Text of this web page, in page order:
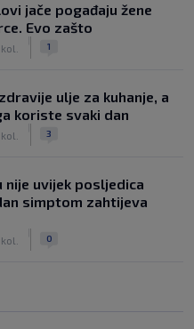
jače pogađaju žene
Evo zašto
1
ulje za kuhanje, a
koriste svaki dan
3
nije uvijek posljedica
simptom zahtijeva
0